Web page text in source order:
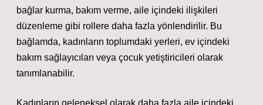
bağlar kurma, bakım verme, aile içindeki ilişkileri
düzenleme gibi rollere daha fazla yönlendirilir. Bu
bağlamda, kadınların toplumdaki yerleri, ev içindeki
bakım sağlayıcıları veya çocuk yetiştiricileri olarak
tanımlanabilir.
Kadınların geleneksel olarak daha fazla aile içindeki